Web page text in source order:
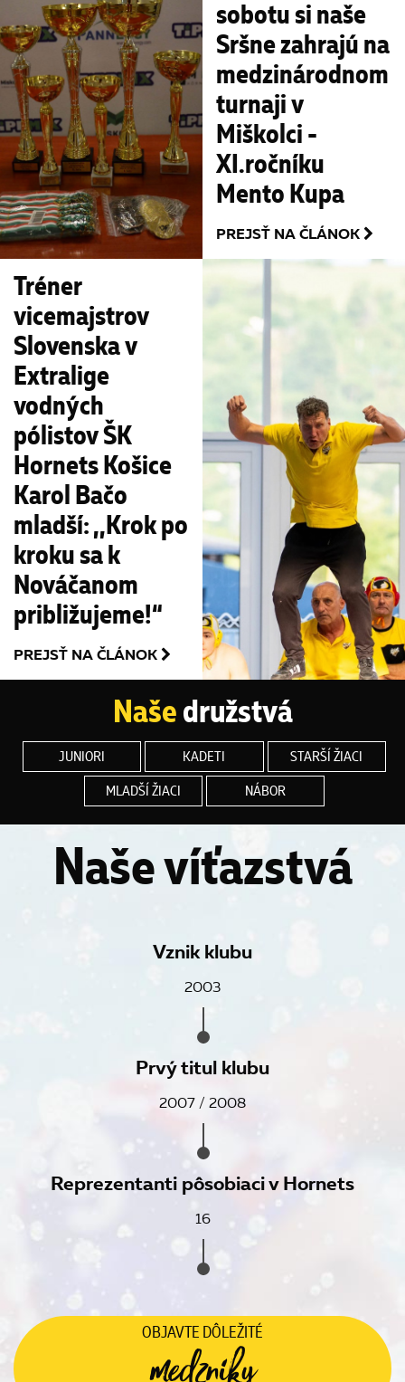
sobotu si naše
Sršne zahrajú na
medzinárodnom
turnaji v
Miškolci -
XI.ročníku
Mento Kupa
PREJSŤ NA ČLÁNOK
Tréner
vicemajstrov
Slovenska v
Extralige
vodných
pólistov ŠK
Hornets Košice
Karol Bačo
mladší: ,,Krok po
kroku sa k
Nováčanom
približujeme!“
PREJSŤ NA ČLÁNOK
Naše družstvá
JUNIORI KADETI STARŠÍ ŽIACI
MLADŠÍ ŽIACI NÁBOR
Naše víťazstvá
Vznik klubu
2003
Prvý titul klubu
2007 / 2008
Reprezentanti pôsobiaci v Hornets
16
OBJAVTE DÔLEŽITÉ
medzníky